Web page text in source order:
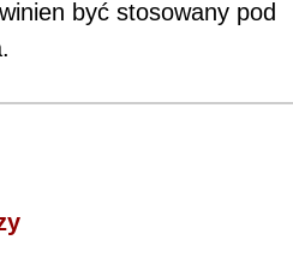
być stosowany pod